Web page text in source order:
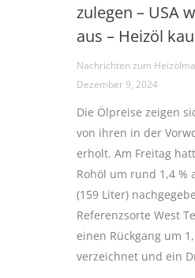
zulegen – USA
aus – Heizöl
Nachrichten zum
Dezember 9, 2024
Die Ölpreise zeigen
von ihren in der
erholt. Am Freitag
Rohöl um rund 1,4 %
(159 Liter)
Referenzsorte West
einen Rückgang um
verzeichnet und ein